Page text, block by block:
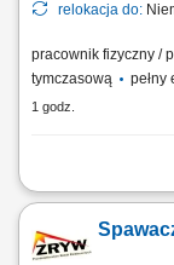
relokacja do:
pracownik fizyczny /
tymczasową
pełny
1 godz.
Twoje zadania
wcześniej
elementów,